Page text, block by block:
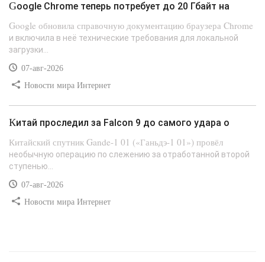
Google Chrome теперь потребует до 20 Гбайт на
Google обновила справочную документацию браузера Chrome
и включила в неё технические требования для локальной
загрузки...
07-авг-2026
Новости мира Интернет
Китай проследил за Falcon 9 до самого удара о
Китайский спутник Gande-1 01 («Ганьдэ-1 01») провёл
необычную операцию по слежению за отработанной второй
ступенью...
07-авг-2026
Новости мира Интернет